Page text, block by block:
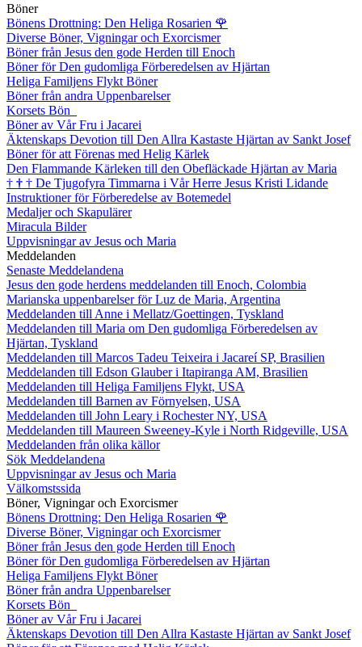
Böner
Bönens Drottning: Den Heliga Rosarien 🌹
Diverse Böner, Vigningar och Exorcismer
Böner från Jesus den gode Herden till Enoch
Böner för Den gudomliga Förberedelsen av Hjärtan
Heliga Familjens Flykt Böner
Böner från andra Uppenbarelser
Korsets Bön
Böner av Vår Fru i Jacarei
Äktenskaps Devotion till Den Allra Kastaste Hjärtan av Sankt Josef
Böner för att Förenas med Helig Kärlek
Den Flammande Kärleken till den Obefläckade Hjärtan av Maria
† † † De Tjugofyra Timmarna i Vår Herre Jesus Kristi Lidande
Instruktioner för Förberedelse av Botemedel
Medaljer och Skapulärer
Miracula Bilder
Uppvisningar av Jesus och Maria
Meddelanden
Senaste Meddelandena
Jesus den gode herdens meddelanden till Enoch, Colombia
Marianska uppenbarelser för Luz de Maria, Argentina
Meddelanden till Anne i Mellatz/Goettingen, Tyskland
Meddelanden till Maria om Den gudomliga Förberedelsen av
Hjärtan, Tyskland
Meddelanden till Marcos Tadeu Teixeira i Jacareí SP, Brasilien
Meddelanden till Edson Glauber i Itapiranga AM, Brasilien
Meddelanden till Heliga Familjens Flykt, USA
Meddelanden till Barnen av Förnyelsen, USA
Meddelanden till John Leary i Rochester NY, USA
Meddelanden till Maureen Sweeney-Kyle i North Ridgeville, USA
Meddelanden från olika källor
Sök Meddelandena
Uppvisningar av Jesus och Maria
Välkomstssida
Böner, Vigningar och Exorcismer
Bönens Drottning: Den Heliga Rosarien 🌹
Diverse Böner, Vigningar och Exorcismer
Böner från Jesus den gode Herden till Enoch
Böner för Den gudomliga Förberedelsen av Hjärtan
Heliga Familjens Flykt Böner
Böner från andra Uppenbarelser
Korsets Bön
Böner av Vår Fru i Jacarei
Äktenskaps Devotion till Den Allra Kastaste Hjärtan av Sankt Josef